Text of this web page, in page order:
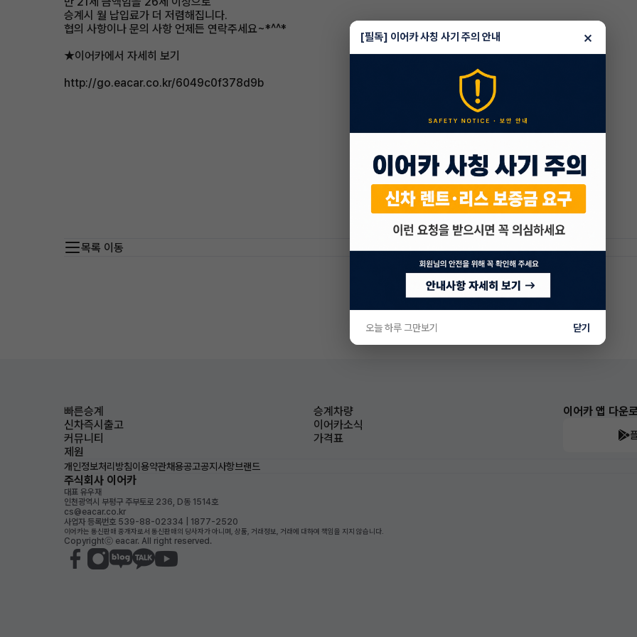
승계시 월 납입료가 더 저렴해집니다.
협의 사항이나 문의 사항 언제든 연락주세요~*^^*
★이어카에서 자세히 보기
http://go.eacar.co.kr/6049c0f378d9b
목록 이동
빠른승계
승계차량
신차즉시출고
이어카소식
커뮤니티
가격표
제원
이어카 앱 다운
개인정보처리방침이용약관채용공고공지사항브랜드
주식회사 이어카
대표 유우재
인천광역시 부평구 주부토로 236, D동 1514호
cs@eacar.co.kr
사업자 등록번호 539-88-02334 | 1877-2520
이어카는 통신판매 중개자로서 통신판매의 당사자가 아니며, 상품, 거래정보, 거래에 대하여 책임을 지지 않습니다.
Copyrightⓒ eacar. All right reserved.
[필독] 이어카 사칭 사기 주의 안내 ×
오늘 하루 그만보기 닫기